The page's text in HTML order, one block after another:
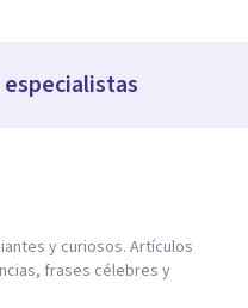
y curiosos. Artículos
frases célebres y